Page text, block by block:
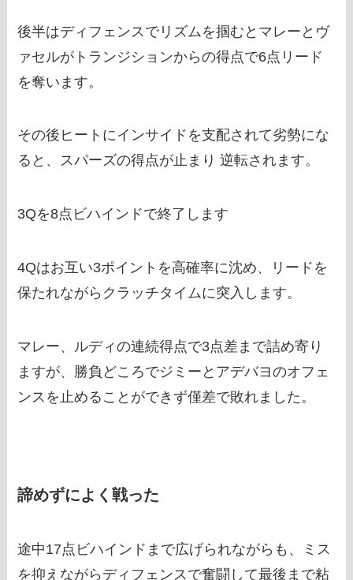
後半はディフェンスでリズムを掴むとマレーとヴ
ァセルがトランジションからの得点で6点リード
を奪います。
その後ヒートにインサイドを支配されて劣勢にな
ると、スパーズの得点が止まり 逆転されます。
3Qを8点ビハインドで終了します
4Qはお互い3ポイントを高確率に沈め、リードを
保たれながらクラッチタイムに突入します。
マレー、ルディの連続得点で3点差まで詰め寄り
ますが、勝負どころでジミーとアデバヨのオフェ
ンスを止めることができず僅差で敗れました。
諦めずによく戦った
途中17点ビハインドまで広げられながらも、ミス
を抑えながらディフェンスで奮闘して最後まで粘